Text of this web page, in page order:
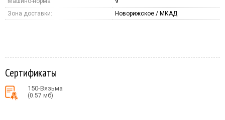
Зона доставки:
Новорижское / МКАД
Сертификаты
150-Вязьма
(0.57 мб)